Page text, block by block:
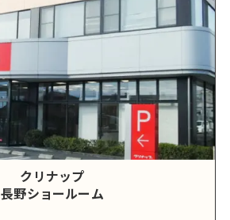
クリナップ
長野ショールーム